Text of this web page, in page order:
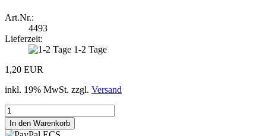
Art.Nr.:
4493
Lieferzeit:
1-2 Tage
1,20 EUR
inkl. 19% MwSt. zzgl. Versand